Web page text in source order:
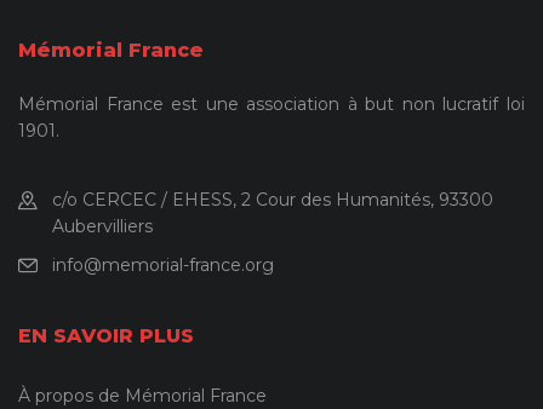
Mémorial France
Mémorial France est une association à but non lucratif loi
1901.
c/o CERCEC / EHESS, 2 Cour des Humanités, 93300
Aubervilliers
info@memorial-france.org
EN SAVOIR PLUS
À propos de Mémorial France